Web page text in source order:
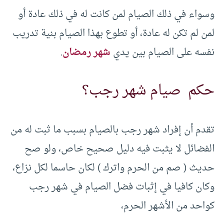
وسواء في ذلك الصيام لمن كانت له في ذلك عادة أو
لمن لم تكن له عادة، أو تطوع بهذا الصيام بنية تدريب
نفسه على الصيام بين يديشهر رمضان.
حكم صيام شهر رجب؟
تقدم أن إفراد شهر رجب بالصيام بسبب ما ثبت له من
الفضائل لا يثبت فيه دليل صحيح خاص، ولو صح
حديث ( صم من الحرم واترك ) لكان حاسما لكل نزاع،
وكان كافيا في إثبات فضل الصيام في شهر رجب
كواحد من الأشهر الحرم،